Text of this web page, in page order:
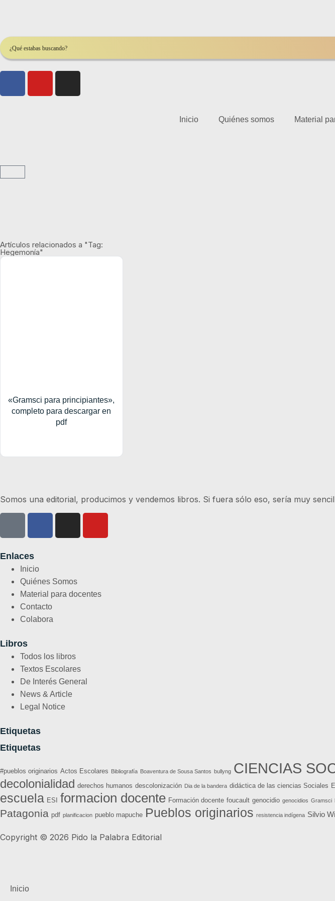
Inicio Quiénes somos Material
Artículos relacionados a "Tag:
Hegemonía"
«Gramsci para principiantes»,
completo para descargar en
pdf
Somos una editorial, producimos y vendemos libros. Si fuera sólo eso, sería muy
Enlaces
Inicio
Quiénes Somos
Material para docentes
Contacto
Colabora
Libros
Todos los libros
Textos Escolares
De Interés General
News & Article
Legal Notice
Etiquetas
Etiquetas
#pueblos originarios Actos Escolares Bibliografía Boaventura de Sousa Santos bullyng CIENCIAS
decolonialidad derechos humanos descolonización Dia de la bandera didáctica de las ciencias Sociales
escuela ESI formacion docente Formación docente foucault genocidio genocidios Gramsci
Patagonia pdf planificacion pueblo mapuche Pueblos originarios resistencia indígena Silvio
Copyright © 2026 Pido la Palabra Editorial
Inicio